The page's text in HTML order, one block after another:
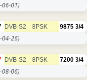
06-01)
DVB-S2 8PSK 9875 3/4
04-26)
DVB-S2 8PSK 7200 3/4
08-06)